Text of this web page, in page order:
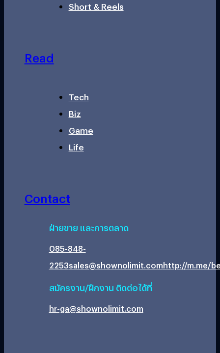
Short & Reels
Read
Tech
Biz
Game
Life
Contact
ฝ่ายขาย และการตลาด
085-848-
2253sales@shownolimit.comhttp://m.me/
สมัครงาน/ฝึกงาน ติดต่อได้ที่
hr-ga@shownolimit.com